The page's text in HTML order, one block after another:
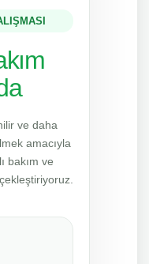
ve daha
amacıyla
bakım ve